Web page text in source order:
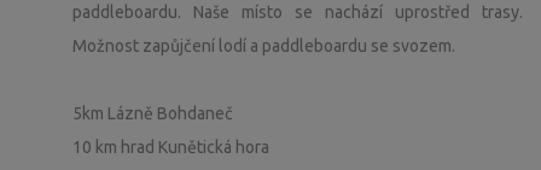
paddleboardu. Naše místo se nachází uprostřed trasy.
Možnost zapůjčení lodí a paddleboardu se svozem.
5km Lázně Bohdaneč
10 km hrad Kunětická hora